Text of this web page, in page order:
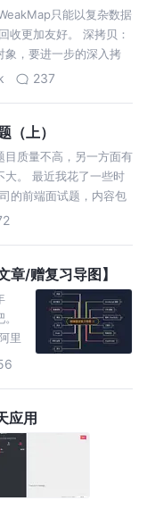
只能以复杂数据
收更加友好。 深拷贝：
象，要进一步的深入拷
要尽可能的保证熟练。
237
上）
目质量不高，另一方面有
大。 最近我花了一些时
的前端面试题，内容包
大量的前端知识点和
/赠复习导图】
里
应用